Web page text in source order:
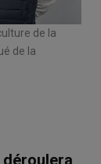
de la
de la